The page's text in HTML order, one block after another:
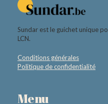
Sundar est le guichet unique
LCN.
Conditions générales
Politique de confidentialité
Menu